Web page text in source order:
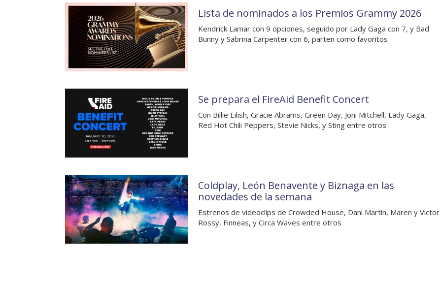
Lista de nominados a los Premios Grammy 2026
Kendrick Lamar con 9 opciones, seguido por Lady Gaga con 7, y Bad
Bunny y Sabrina Carpenter con 6, parten como favoritos
Se prepara el FireAid Benefit Concert
Con Billie Eilish, Gracie Abrams, Green Day, Joni Mitchell, Lady Gaga,
Red Hot Chili Peppers, Stevie Nicks, y Sting entre otros
Coldplay, León Benavente y Biznaga en las
novedades de la semana
Estrenos de videoclips de Crowded House, Dani Martín, Maren y Victor
Rossy, Finneas, y Circa Waves entre otros